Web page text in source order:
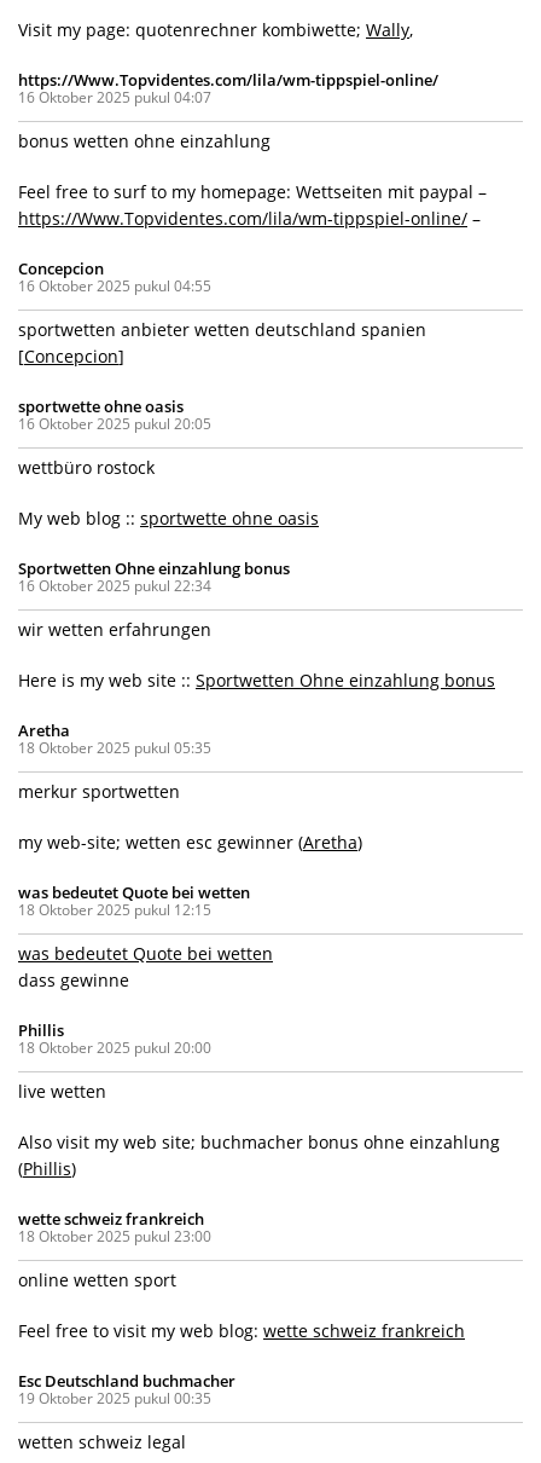
Visit my page: quotenrechner kombiwette; Wally,
https://Www.Topvidentes.com/lila/wm-tippspiel-online/
16 Oktober 2025 pukul 04:07
bonus wetten ohne einzahlung
Feel free to surf to my homepage: Wettseiten mit paypal –
https://Www.Topvidentes.com/lila/wm-tippspiel-online/ –
Concepcion
16 Oktober 2025 pukul 04:55
sportwetten anbieter wetten deutschland spanien
[Concepcion]
sportwette ohne oasis
16 Oktober 2025 pukul 20:05
wettbüro rostock
My web blog :: sportwette ohne oasis
Sportwetten Ohne einzahlung bonus
16 Oktober 2025 pukul 22:34
wir wetten erfahrungen
Here is my web site :: Sportwetten Ohne einzahlung bonus
Aretha
18 Oktober 2025 pukul 05:35
merkur sportwetten
my web-site; wetten esc gewinner (Aretha)
was bedeutet Quote bei wetten
18 Oktober 2025 pukul 12:15
was bedeutet Quote bei wetten
dass gewinne
Phillis
18 Oktober 2025 pukul 20:00
live wetten
Also visit my web site; buchmacher bonus ohne einzahlung
(Phillis)
wette schweiz frankreich
18 Oktober 2025 pukul 23:00
online wetten sport
Feel free to visit my web blog: wette schweiz frankreich
Esc Deutschland buchmacher
19 Oktober 2025 pukul 00:35
wetten schweiz legal